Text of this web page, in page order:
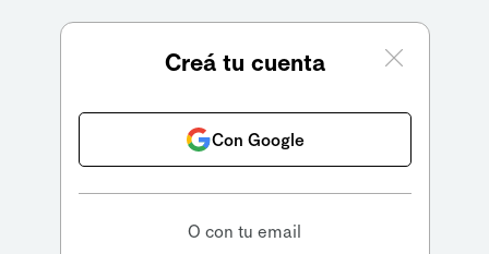
Creá tu cuenta
Con Google
O con tu email